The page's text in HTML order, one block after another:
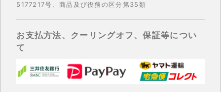
5177217号、商品及び役務の区分第35類
お支払方法、クーリングオフ、保証等につい
て